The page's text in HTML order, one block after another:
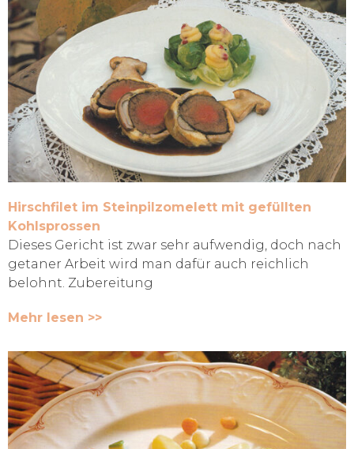
Hirschfilet im Steinpilzomelett mit gefüllten
Kohlsprossen
Dieses Gericht ist zwar sehr aufwendig, doch nach
getaner Arbeit wird man dafür auch reichlich
belohnt. Zubereitung
Mehr lesen >>